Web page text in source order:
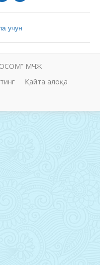
учун
МЧЖ
Қайта алоқа